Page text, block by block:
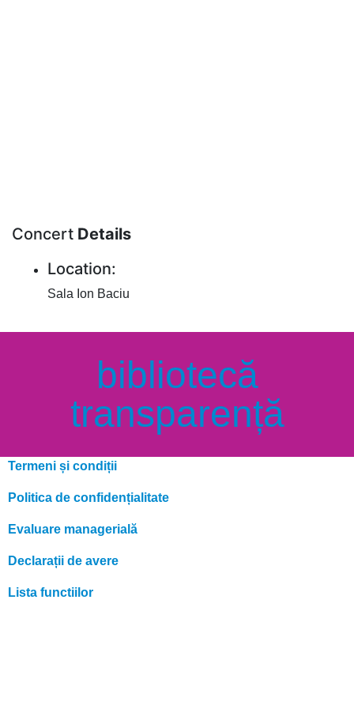
Concert Details
Location:
Sala Ion Baciu
bibliotecă
transparență
Termeni și condiții
Politica de confidențialitate
Evaluare managerială
Declarații de avere
Lista funcțiilor